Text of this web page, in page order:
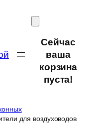
Сейчас
ваша
корзина
пуста!
для воздуховодов